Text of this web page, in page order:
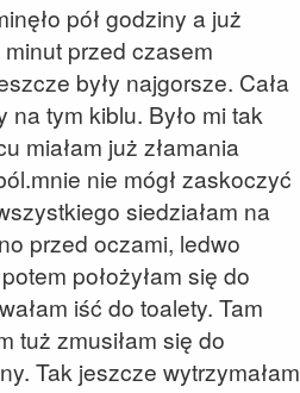
pół godziny a już
przed czasem
były najgorsze. Cała
tym kiblu. Było mi tak
miałam już złamania
nie mógł zaskoczyć
siedziałam na
przed oczami, ledwo
położyłam się do
iść do toalety. Tam
tuż zmusiłam się do
Tak jeszcze wytrzymałam